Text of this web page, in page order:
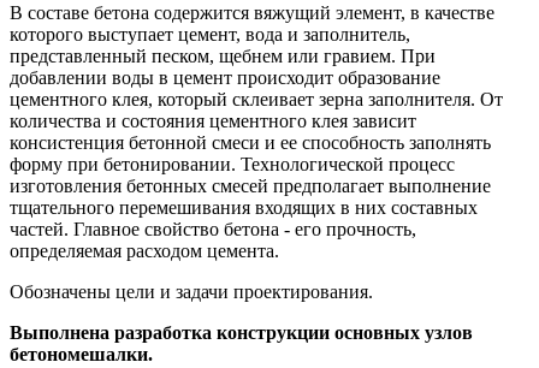
В составе бетона содержится вяжущий элемент, в качестве
которого выступает цемент, вода и заполнитель,
представленный песком, щебнем или гравием. При
добавлении воды в цемент происходит образование
цементного клея, который склеивает зерна заполнителя. От
количества и состояния цементного клея зависит
консистенция бетонной смеси и ее способность заполнять
форму при бетонировании. Технологической процесс
изготовления бетонных смесей предполагает выполнение
тщательного перемешивания входящих в них составных
частей. Главное свойство бетона - его прочность,
определяемая расходом цемента.
Обозначены цели и задачи проектирования.
Выполнена разработка конструкции основных узлов
бетономешалки.